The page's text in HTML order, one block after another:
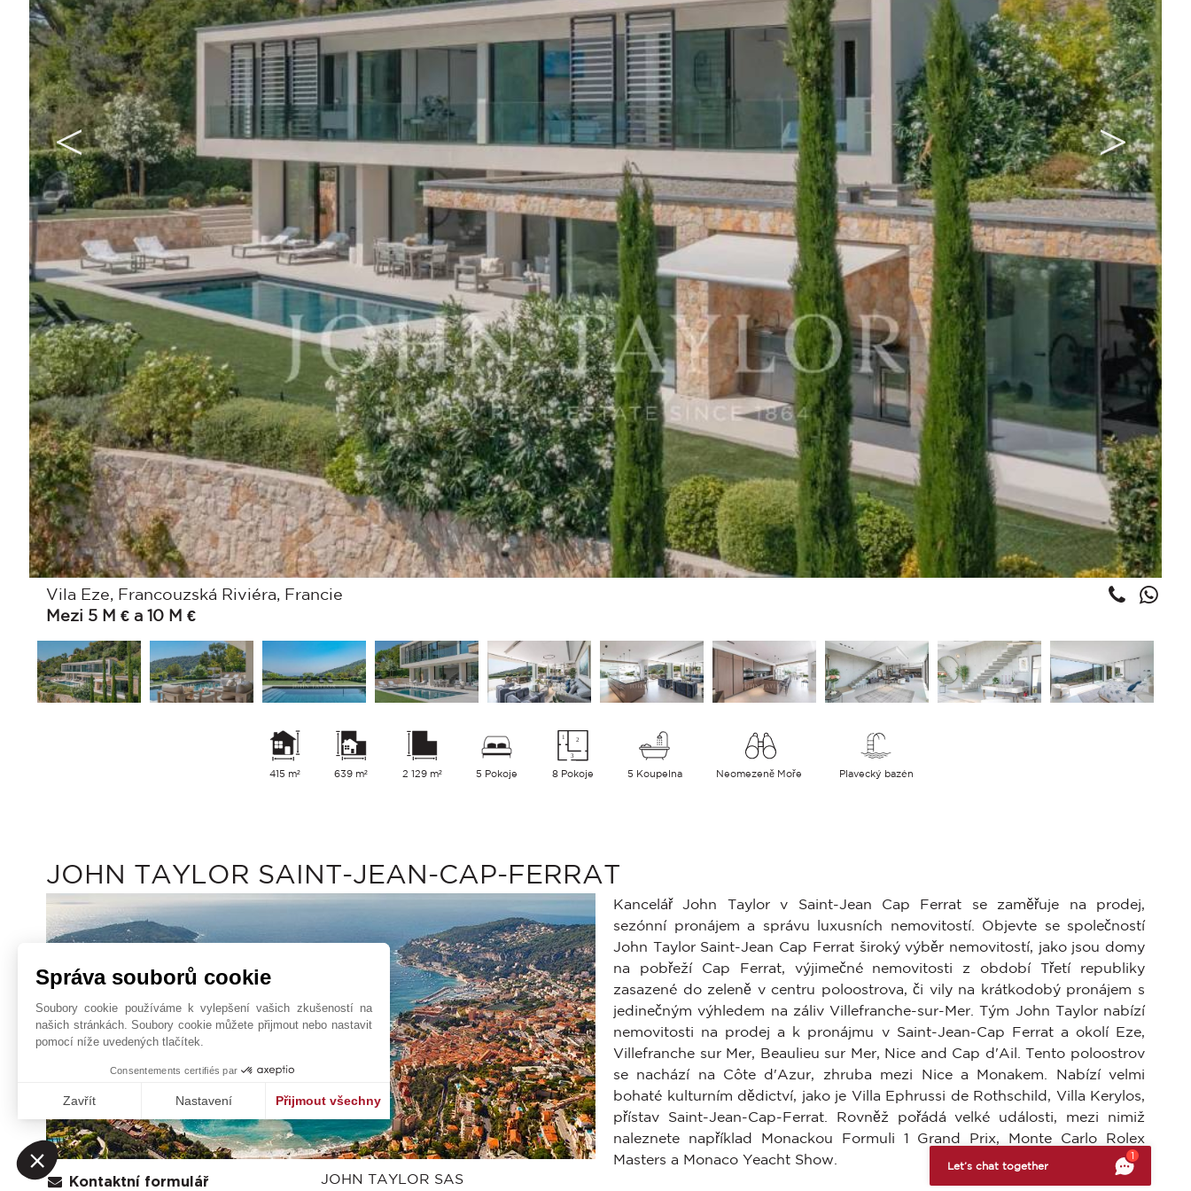
Vila Eze, Francouzská Riviéra, Francie
Mezi 5 M € a 10 M €
415 m² 639 m² 2 129 m² 5 Pokoje 8 Pokoje 5 Koupelna Neomezeně Moře Plavecký bazén
JOHN TAYLOR SAINT-JEAN-CAP-FERRAT
Kontaktní formulář JOHN TAYLOR SAS
Kancelář John Taylor v Saint-Jean Cap Ferrat se zaměřuje na prodej,
sezónní pronájem a správu luxusních nemovitostí. Objevte se společností
John Taylor Saint-Jean Cap Ferrat široký výběr nemovitostí, jako jsou domy
na pobřeží Cap Ferrat, výjimečné nemovitosti z období Třetí republiky
zasazené do zeleně v centru poloostrova, či vily na krátkodobý pronájem s
jedinečným výhledem na záliv Villefranche-sur-Mer. Tým John Taylor nabízí
nemovitosti na prodej a k pronájmu v Saint-Jean-Cap Ferrat a okolí Eze,
Villefranche sur Mer, Beaulieu sur Mer, Nice and Cap d'Ail. Tento poloostrov
se nachází na Côte d'Azur, zhruba mezi Nice a Monakem. Nabízí velmi
bohaté kulturním dědictví, jako je Villa Ephrussi de Rothschild, Villa Kerylos,
přístav Saint-Jean-Cap-Ferrat. Rovněž pořádá velké události, mezi nimiž
naleznete například Monackou Formuli 1 Grand Prix, Monte Carlo Rolex
Masters a Monaco Yeacht Show.
Správa souborů cookie
Soubory cookie používáme k vylepšení vašich zkušeností na
našich stránkách. Soubory cookie můžete přijmout nebo nastavit
pomocí níže uvedených tlačítek.
Consentements certifiés par
Zavřít Nastavení Přijmout všechny
Axeptio consent
Platforma pro správu souhlasů: Upravte si své volby
Naše platforma vám umožňuje přizpůsobit a spravovat vaše nastavení soukromí, čímž zajišťuje dodržování předpisů. Přizpůsobte si svá preference a kontrolujte, jak jsou vaše informace
Let’s chat together
1